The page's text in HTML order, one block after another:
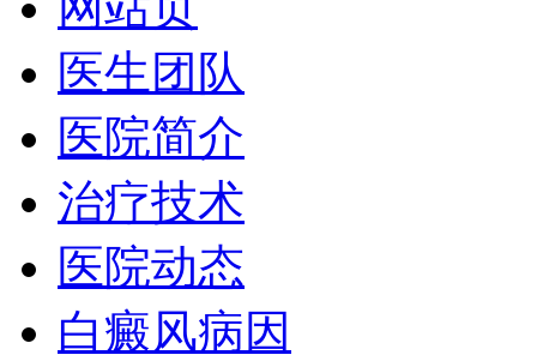
医生团队
医院简介
治疗技术
医院动态
白癜风病因